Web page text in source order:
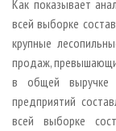
Как показывает
всей выборке
крупные
продаж,
в общей выручке
предприятий
всей выборке